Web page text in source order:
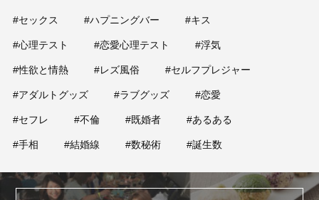
#セックス #ハプニングバー #キス
#心理テスト #恋愛心理テスト #浮気
#性欲と情熱 #レズ風俗 #セルフプレジャー
#アダルトグッズ #ラブグッズ #恋愛
#セフレ #不倫 #既婚者 #あるある
#手相 #結婚線 #数秘術 #誕生数